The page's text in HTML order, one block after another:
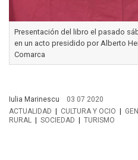
Presentación del libro el pasado
en un acto presidido por Alberto
Comarca
Iulia Marinescu 03 07 2020
ACTUALIDAD CULTURA Y OCIO
RURAL
SOCIEDAD TURISMO